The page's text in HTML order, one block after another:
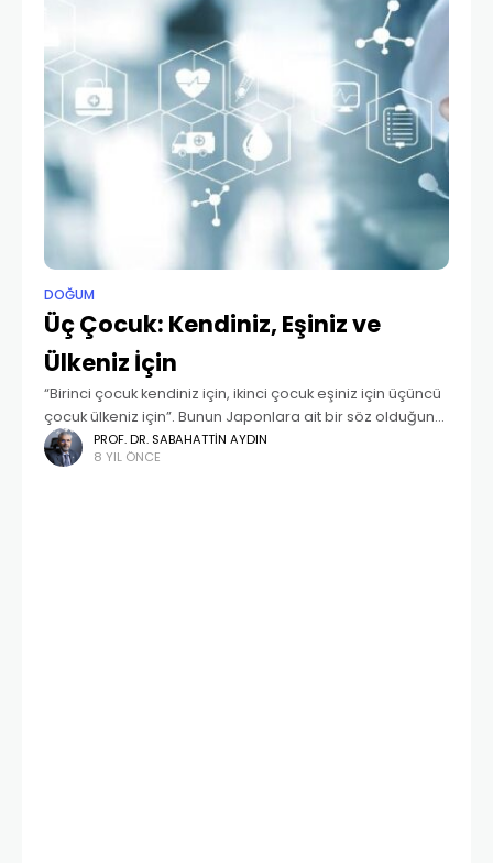
DOĞUM
Üç Çocuk: Kendiniz, Eşiniz ve
Ülkeniz İçin
“Birinci çocuk kendiniz için, ikinci çocuk eşiniz için üçüncü
çocuk ülkeniz için”. Bunun Japonlara ait bir söz olduğunu
duymuştum. Bu sözün nakledildiği bir ortamda İstanbul
Üniversitesi Cerrahpaşa Tıp Fakültesinden emekli
PROF. DR. SABAHATTIN AYDIN
8 YIL ÖNCE